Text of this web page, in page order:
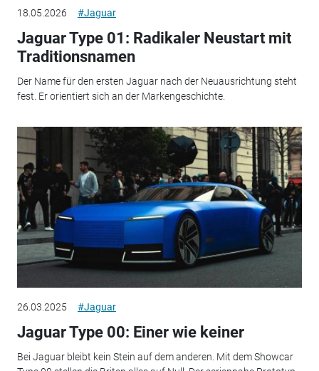
18.05.2026 #Jaguar
Jaguar Type 01: Radikaler Neustart mit
Traditionsnamen
Der Name für den ersten Jaguar nach der Neuausrichtung steht
fest. Er orientiert sich an der Markengeschichte.
26.03.2025 #Jaguar
Jaguar Type 00: Einer wie keiner
Bei Jaguar bleibt kein Stein auf dem anderen. Mit dem Showcar